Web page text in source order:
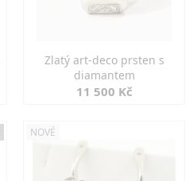
Zlatý art-deco prsten s
diamantem
11 500 Kč
NOVÉ